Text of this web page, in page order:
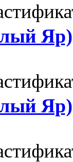
Яр)
Яр)